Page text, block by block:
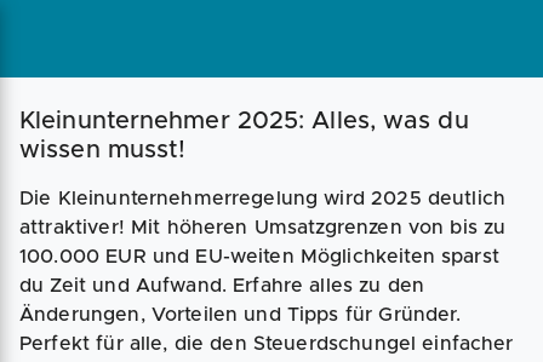
Magazin Businessplan Fördermittel
Kleinunternehmer 2025: Alles, was du
wissen musst!
Die Kleinunternehmerregelung wird 2025 deutlich
attraktiver! Mit höheren Umsatzgrenzen von bis zu
100.000 EUR und EU-weiten Möglichkeiten sparst
du Zeit und Aufwand. Erfahre alles zu den
Änderungen, Vorteilen und Tipps für Gründer.
Perfekt für alle, die den Steuerdschungel einfacher